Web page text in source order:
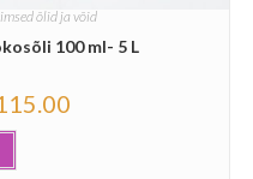
õlid ja võid
100 ml- 5 L